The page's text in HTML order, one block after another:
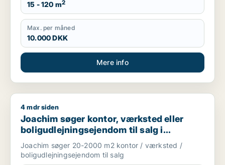
15 - 120 m2
Max. per måned
10.000 DKK
Mere info
Joachim søger kontor, værksted eller
4 mdr siden
Joachim søger kontor, værksted eller
boligudlejningsejendom til salg i
Storkøbenhavn
Joachim søger 20-2000 m2 kontor / værksted /
boligudlejningsejendom til salg